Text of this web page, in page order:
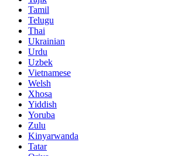
Tamil
Telugu
Thai
Ukrainian
Urdu
Uzbek
Vietnamese
Welsh
Xhosa
Yiddish
Yoruba
Zulu
Kinyarwanda
Tatar